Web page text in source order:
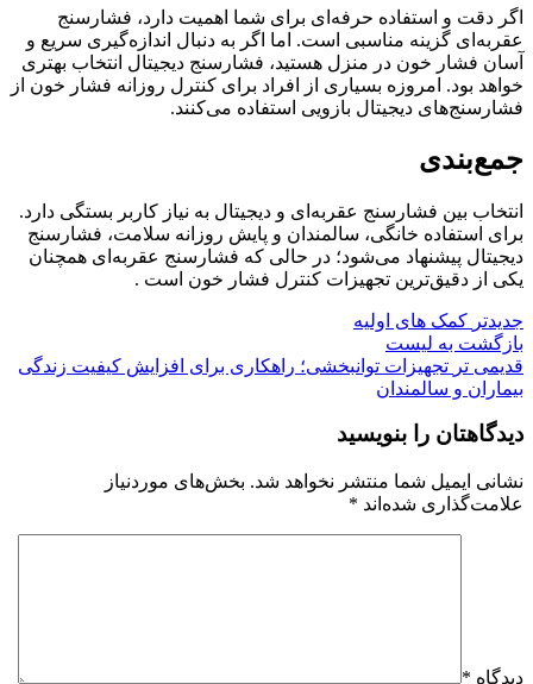
اگر دقت و استفاده حرفه‌ای برای شما اهمیت دارد، فشارسنج
عقربه‌ای گزینه مناسبی است. اما اگر به دنبال اندازه‌گیری سریع و
آسان فشار خون در منزل هستید، فشارسنج دیجیتال انتخاب بهتری
خواهد بود. امروزه بسیاری از افراد برای کنترل روزانه فشار خون از
فشارسنج‌های دیجیتال بازویی استفاده می‌کنند.
جمع‌بندی
انتخاب بین فشارسنج عقربه‌ای و دیجیتال به نیاز کاربر بستگی دارد.
برای استفاده خانگی، سالمندان و پایش روزانه سلامت، فشارسنج
دیجیتال پیشنهاد می‌شود؛ در حالی که فشارسنج عقربه‌ای همچنان
یکی از دقیق‌ترین تجهیزات کنترل فشار خون است .
جدیدتر کمک های اولیه
بازگشت به لیست
قدیمی تر تجهیزات توانبخشی؛ راهکاری برای افزایش کیفیت زندگی
بیماران و سالمندان
دیدگاهتان را بنویسید
نشانی ایمیل شما منتشر نخواهد شد. بخش‌های موردنیاز
علامت‌گذاری شده‌اند *
دیدگاه *